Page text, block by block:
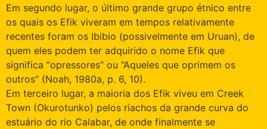
Em segundo lugar, o último grande grupo étnico entre
os quais os Efik viveram em tempos relativamente
recentes foram os Ibibio (possivelmente em Uruan), de
quem eles podem ter adquirido o nome Efik que
significa “opressores” ou “Aqueles que oprimem os
outros” (Noah, 1980a, p. 6, 10).
Em terceiro lugar, a maioria dos Efik viveu em Creek
Town (Okurotunko) pelos riachos da grande curva do
estuário do rio Calabar, de onde finalmente se